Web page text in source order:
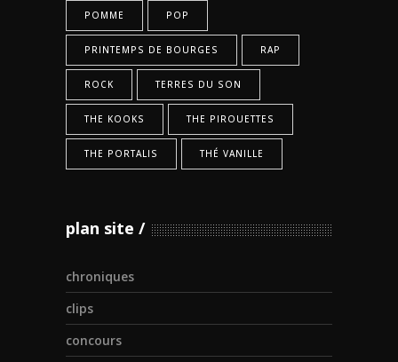
POMME POP
PRINTEMPS DE BOURGES RAP
ROCK TERRES DU SON
THE KOOKS THE PIROUETTES
THE PORTALIS THÉ VANILLE
plan site
chroniques
clips
concours